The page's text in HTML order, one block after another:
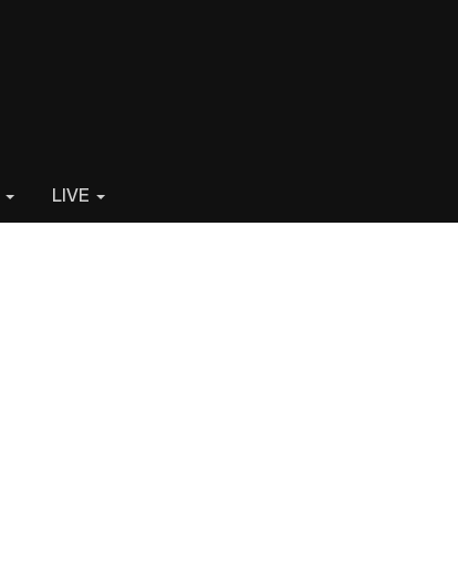
LIVE